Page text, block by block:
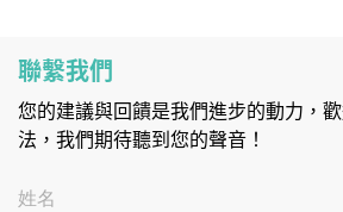
聯繫我們
您的建議與回饋是我們進步的動力，
法，我們期待聽到您的聲音！
姓名